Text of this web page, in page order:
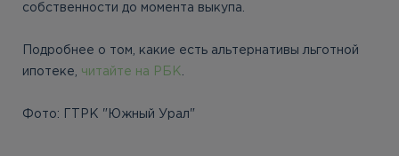
собственности до момента выкупа.
Подробнее о том, какие есть альтернативы льготной
ипотеке, читайте на РБК
Фото: ГТРК "Южный Урал"